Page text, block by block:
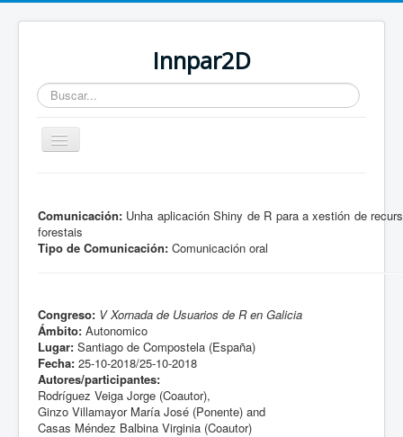
Innpar2D
Buscar...
Cambiar
navegación
Comunicación: Unha aplicación Shiny de R para a xestión de
forestais
Tipo de Comunicación: Comunicación oral
Congreso: V Xornada de Usuarios de R en Galicia
Ámbito: Autonomico
Lugar: Santiago de Compostela (España)
Fecha: 25-10-2018/25-10-2018
Autores/participantes:
Rodríguez Veiga Jorge (Coautor),
Ginzo Villamayor María José (Ponente) and
Casas Méndez Balbina Virginia (Coautor)